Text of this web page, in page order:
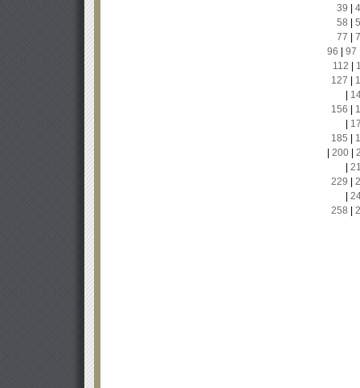
39
58
77
96
97
112
127
156
185
200|
229
258